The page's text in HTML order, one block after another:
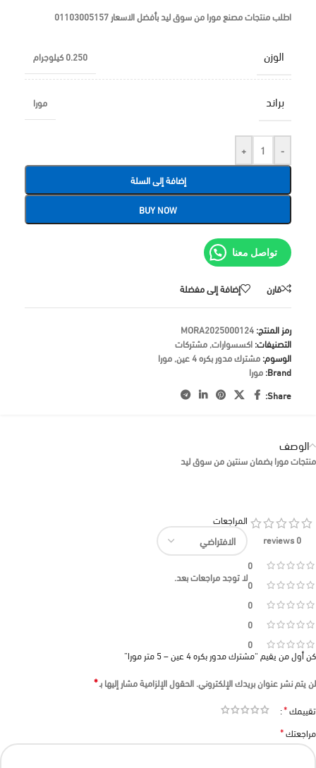
اطلب منتجات مصنع مورا من سوق ليد بأفضل الاسعار 01103005157
الوزن 0.250 كيلوجرام
براند مورا
-
+
إضافة إلى السلة
BUY NOW
تواصل معنا
قارن إضافة إلى مفضلة
رمز المنتج:MORA2025000124
التصنيفات:اكسسوارات,مشتركات
الوسوم:مشترك مدور بكره 4 عين ,مورا
Brand: مورا
Share:
الوصف
منتجات مورا بضمان سنتين من سوق ليد
0 reviews
0
0
0
0
0
المراجعات
لا توجد مراجعات بعد.
كن أول من يقيم “مشترك مدور بكره 4 عين – 5 متر مورا”
لن يتم نشر عنوان بريدك الإلكتروني.الحقول الإلزامية مشار إليها بـ*
تقييمك*
مراجعتك*